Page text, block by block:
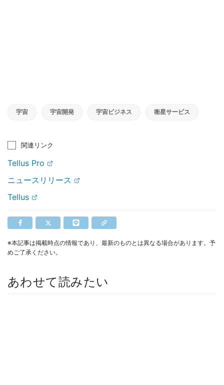
宇宙 宇宙開発 宇宙ビジネス 衛星サービス
関連リンク
Tellus Pro
ニュースリリース
Tellus
※本記事は掲載時点の情報であり、最新のものとは異なる場合があります。予
めご了承ください。
あわせて読みたい